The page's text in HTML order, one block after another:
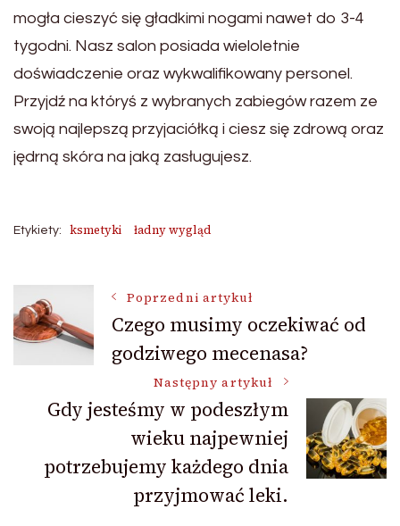
mogła cieszyć się gładkimi nogami nawet do 3-4
tygodni. Nasz salon posiada wieloletnie
doświadczenie oraz wykwalifikowany personel.
Przyjdź na któryś z wybranych zabiegów razem ze
swoją najlepszą przyjaciółką i ciesz się zdrową oraz
jędrną skóra na jaką zasługujesz.
Etykiety: ksmetyki ładny wygląd
Nawigacja
wpisu
Poprzedni artykuł
Czego musimy oczekiwać od
godziwego mecenasa?
Następny artykuł
Gdy jesteśmy w podeszłym
wieku najpewniej
potrzebujemy każdego dnia
przyjmować leki.